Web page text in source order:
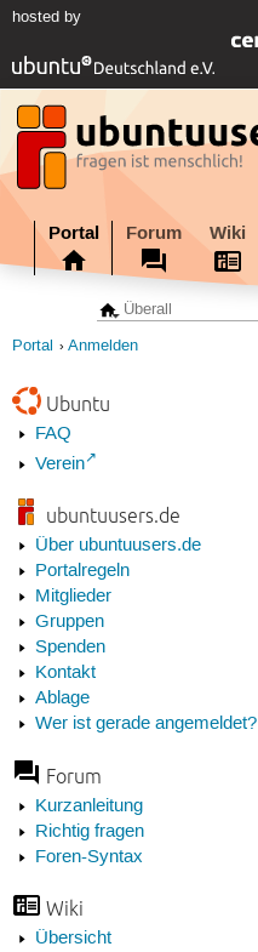
hosted by
Portal Forum Wiki
Portal Anmelden
Ubuntu
FAQ
Verein
ubuntuusers.de
Über ubuntuusers.de
Portalregeln
Mitglieder
Gruppen
Spenden
Kontakt
Ablage
Wer ist gerade angemeldet?
Forum
Kurzanleitung
Richtig fragen
Foren-Syntax
Wiki
Übersicht